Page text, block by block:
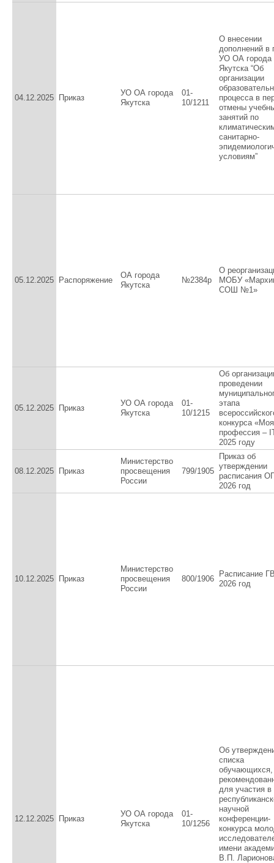
04.12.2025 Приказ
УО ОА города
Якутска
01-
10/1211
О внесении
дополнений в
УО ОА города
Якутска “Об
организации
процесса в
отмены
занятий по
санитарно-
условиям”
05.12.2025 Распоряжение
ОА города
Якутска
№2384р
О
МОБУ
СОШ №1»
05.12.2025 Приказ
УО ОА города
Якутска
01-
10/1215
Об
проведении
этапа
конкурса «Моя
профессия –
2025 году
08.12.2025 Приказ
Министерство
просвещения
России
799/1905
Приказ об
утверждении
расписания
2026 год
10.12.2025 Приказ
Министерство
просвещения
России
800/1906
Расписание
2026 год
12.12.2025 Приказ
УО ОА города
Якутска
01-
10/1256
Об
списка
обучающихся,
для участия
научной
конференции-
конкурса
имени
В.П.